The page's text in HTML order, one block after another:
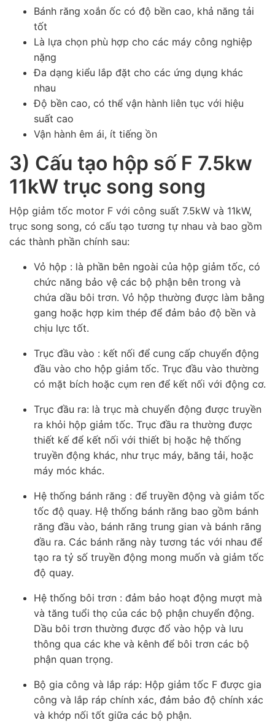
Bánh răng xoắn ốc có độ bền cao, khả năng tải
tốt
Là lựa chọn phù hợp cho các máy công nghiệp
nặng
Đa dạng kiểu lắp đặt cho các ứng dụng khác
nhau
Độ bền cao, có thể vận hành liên tục với hiệu
suất cao
Vận hành êm ái, ít tiếng ồn
3) Cấu tạo hộp số F 7.5kw
11kW trục song song
Hộp giảm tốc motor F với công suất 7.5kW và 11kW,
trục song song, có cấu tạo tương tự nhau và bao gồm
các thành phần chính sau:
Vỏ hộp : là phần bên ngoài của hộp giảm tốc, có
chức năng bảo vệ các bộ phận bên trong và
chứa dầu bôi trơn. Vỏ hộp thường được làm bằng
gang hoặc hợp kim thép để đảm bảo độ bền và
chịu lực tốt.
Trục đầu vào : kết nối để cung cấp chuyển động
đầu vào cho hộp giảm tốc. Trục đầu vào thường
có mặt bích hoặc cụm ren để kết nối với động cơ.
Trục đầu ra: là trục mà chuyển động được truyền
ra khỏi hộp giảm tốc. Trục đầu ra thường được
thiết kế để kết nối với thiết bị hoặc hệ thống
truyền động khác, như trục máy, băng tải, hoặc
máy móc khác.
Hệ thống bánh răng : để truyền động và giảm tốc
tốc độ quay. Hệ thống bánh răng bao gồm bánh
răng đầu vào, bánh răng trung gian và bánh răng
đầu ra. Các bánh răng này tương tác với nhau để
tạo ra tỷ số truyền động mong muốn và giảm tốc
độ quay.
Hệ thống bôi trơn : đảm bảo hoạt động mượt mà
và tăng tuổi thọ của các bộ phận chuyển động.
Dầu bôi trơn thường được đổ vào hộp và lưu
thông qua các khe và kênh để bôi trơn các bộ
phận quan trọng.
Bộ gia công và lắp ráp: Hộp giảm tốc F được gia
công và lắp ráp chính xác, đảm bảo độ chính xác
và khớp nối tốt giữa các bộ phận.